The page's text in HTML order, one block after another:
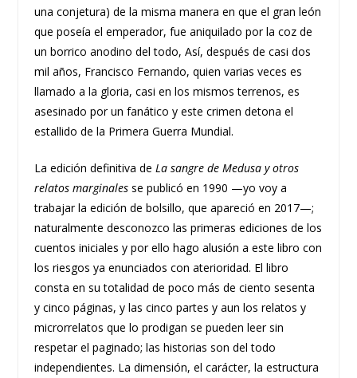
una conjetura) de la misma manera en que el gran león
que poseía el emperador, fue aniquilado por la coz de
un borrico anodino del todo, Así, después de casi dos
mil años, Francisco Fernando, quien varias veces es
llamado a la gloria, casi en los mismos terrenos, es
asesinado por un fanático y este crimen detona el
estallido de la Primera Guerra Mundial.
La edición definitiva de La sangre de Medusa y otros
relatos marginalesse publicó en 1990 —yo voy a
trabajar la edición de bolsillo, que apareció en 2017—;
naturalmente desconozco las primeras ediciones de los
cuentos iniciales y por ello hago alusión a este libro con
los riesgos ya enunciados con aterioridad. El libro
consta en su totalidad de poco más de ciento sesenta
y cinco páginas, y las cinco partes y aun los relatos y
microrrelatos que lo prodigan se pueden leer sin
respetar el paginado; las historias son del todo
independientes. La dimensión, el carácter, la estructura